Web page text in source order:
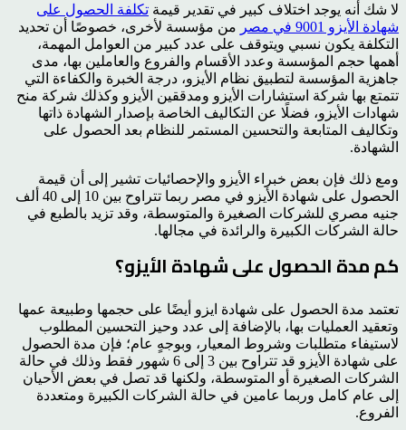
لا شك أنه يوجد اختلاف كبير في تقدير قيمة تكلفة الحصول على
شهادة الأيزو 9001 في مصر
من مؤسسة لأخرى، خصوصًا أن تحديد
التكلفة يكون نسبي ويتوقف على عدد كبير من العوامل المهمة،
أهمها حجم المؤسسة وعدد الأقسام والفروع والعاملين بها، مدى
جاهزية المؤسسة لتطبيق نظام الأيزو، درجة الخبرة والكفاءة التي
تتمتع بها شركة استشارات الأيزو ومدققين الأيزو وكذلك شركة منح
شهادات الأيزو، فضلًا عن التكاليف الخاصة بإصدار الشهادة ذاتها
وتكاليف المتابعة والتحسين المستمر للنظام بعد الحصول على
الشهادة.
ومع ذلك فإن بعض خبراء الأيزو والإحصائيات تشير إلى أن قيمة
الحصول على شهادة الأيزو في مصر ربما تتراوح بين 10 إلى 40 ألف
جنيه مصري للشركات الصغيرة والمتوسطة، وقد تزيد بالطبع في
حالة الشركات الكبيرة والرائدة في مجالها.
كم مدة الحصول على شهادة الأيزو؟
تعتمد مدة الحصول على شهادة ايزو أيضًا على حجمها وطبيعة عمها
وتعقيد العمليات بها، بالإضافة إلى عدد وحيز التحسين المطلوب
لاستيفاء متطلبات وشروط المعيار، وبوجهٍ عام؛ فإن مدة الحصول
على شهادة الأيزو قد تتراوح بين 3 إلى 6 شهور فقط وذلك في حالة
الشركات الصغيرة أو المتوسطة، ولكنها قد تصل في بعض الأحيان
إلى عام كامل وربما عامين في حالة الشركات الكبيرة ومتعددة
الفروع.